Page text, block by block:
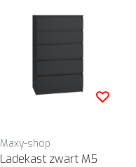
Maxy-shop
Ladekast zwart M5